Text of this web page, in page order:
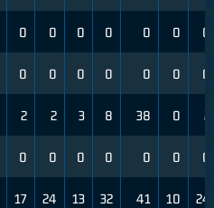
0 0 0 0 0 0 0
0 0 0 0 0 0 0
2 2 3 8 38 0 2
0 0 0 0 0 0 0
17 24 13 32 41 10 24